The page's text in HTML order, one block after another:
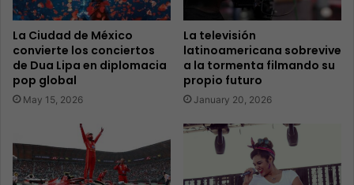
La Ciudad de México
convierte los conciertos
de Dua Lipa en diplomacia
pop global
May 15, 2026
La televisión
latinoamericana sobrevive
a la tormenta filmando su
propio futuro
January 20, 2026